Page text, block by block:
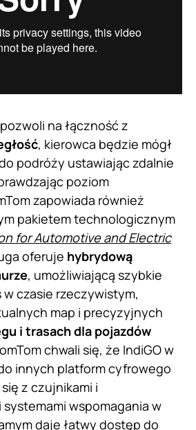
na łączność z
, kierowca będzie mógł
podróży ustawiając zdalnie
poziom
zapowiada również
pakietem technologicznym
for Automotive and Electric
oferuje hybrydową
, umożliwiającą szybkie
czasie rzeczywistym,
map i precyzyjnych
i trasach dla pojazdów
chwali się, że IndiGO w
innych platform cyfrowego
z czujnikami i
wspomagania w
daje łatwy dostęp do